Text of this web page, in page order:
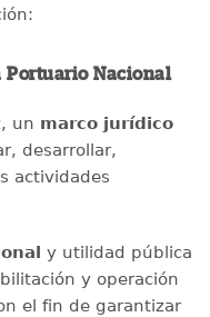
Portuario Nacional
un marco jurídico
desarrollar,
actividades
y utilidad pública
y operación
el fin de garantizar